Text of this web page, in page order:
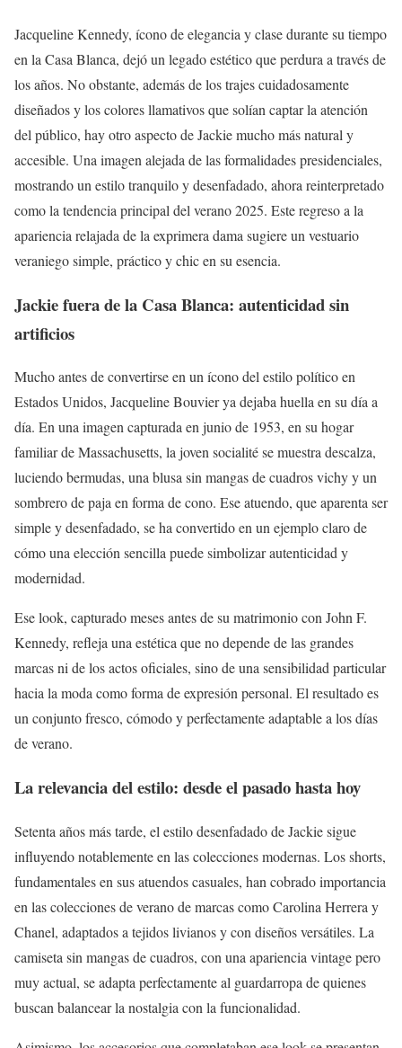
Jacqueline Kennedy, ícono de elegancia y clase durante su tiempo
en la Casa Blanca, dejó un legado estético que perdura a través de
los años. No obstante, además de los trajes cuidadosamente
diseñados y los colores llamativos que solían captar la atención
del público, hay otro aspecto de Jackie mucho más natural y
accesible. Una imagen alejada de las formalidades presidenciales,
mostrando un estilo tranquilo y desenfadado, ahora reinterpretado
como la tendencia principal del verano 2025. Este regreso a la
apariencia relajada de la exprimera dama sugiere un vestuario
veraniego simple, práctico y chic en su esencia.
Jackie fuera de la Casa Blanca: autenticidad sin
artificios
Mucho antes de convertirse en un ícono del estilo político en
Estados Unidos, Jacqueline Bouvier ya dejaba huella en su día a
día. En una imagen capturada en junio de 1953, en su hogar
familiar de Massachusetts, la joven socialité se muestra descalza,
luciendo bermudas, una blusa sin mangas de cuadros vichy y un
sombrero de paja en forma de cono. Ese atuendo, que aparenta ser
simple y desenfadado, se ha convertido en un ejemplo claro de
cómo una elección sencilla puede simbolizar autenticidad y
modernidad.
Ese look, capturado meses antes de su matrimonio con John F.
Kennedy, refleja una estética que no depende de las grandes
marcas ni de los actos oficiales, sino de una sensibilidad particular
hacia la moda como forma de expresión personal. El resultado es
un conjunto fresco, cómodo y perfectamente adaptable a los días
de verano.
La relevancia del estilo: desde el pasado hasta hoy
Setenta años más tarde, el estilo desenfadado de Jackie sigue
influyendo notablemente en las colecciones modernas. Los shorts,
fundamentales en sus atuendos casuales, han cobrado importancia
en las colecciones de verano de marcas como Carolina Herrera y
Chanel, adaptados a tejidos livianos y con diseños versátiles. La
camiseta sin mangas de cuadros, con una apariencia vintage pero
muy actual, se adapta perfectamente al guardarropa de quienes
buscan balancear la nostalgia con la funcionalidad.